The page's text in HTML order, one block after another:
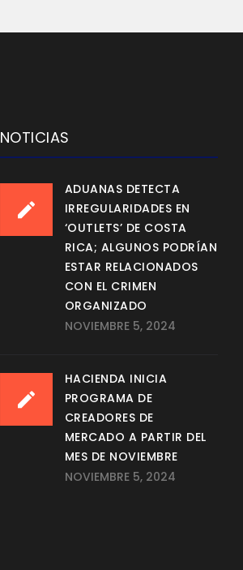
NOTICIAS
ADUANAS DETECTA
IRREGULARIDADES EN
‘OUTLETS’ DE COSTA
RICA; ALGUNOS PODRÍAN
ESTAR RELACIONADOS
CON EL CRIMEN
ORGANIZADO
NOVIEMBRE 5, 2024
HACIENDA INICIA
PROGRAMA DE
CREADORES DE
MERCADO A PARTIR DEL
MES DE NOVIEMBRE
NOVIEMBRE 5, 2024